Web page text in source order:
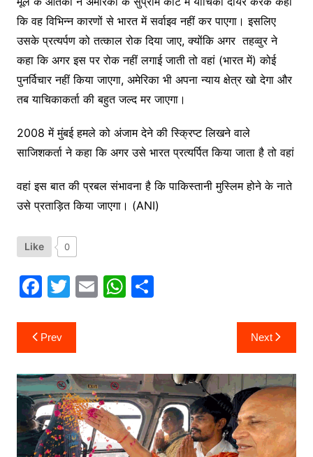
कि वह विभिन्न कारणों से भारत में सर्वाइव नहीं कर पाएगा। इसलिए
उसके प्रत्यर्पण को तत्काल रोक दिया जाए, क्योंकि अगर तहव्वुर ने
कहा कि अगर इस पर रोक नहीं लगाई जाती तो वहां (भारत में) कोई
पुनर्विचार नहीं किया जाएगा, अमेरिका भी अपना न्याय क्षेत्र खो देगा और
तब याचिकाकर्ता की बहुत जल्द मर जाएगा।
2008 में मुंबई हमले को अंजाम देने की स्क्रिप्ट लिखने वाले
साजिशकर्ता ने कहा कि अगर उसे भारत प्रत्यर्पित किया जाता है तो वहां
वहां इस बात की प्रबल संभावना है कि पाकिस्तानी मुस्लिम होने के नाते
उसे प्रताड़ित किया जाएगा। (ANI)
Like 0
F
c
e
b
o
o
k
T
itt
er
E W
A
p
p
S
PostPrev Next